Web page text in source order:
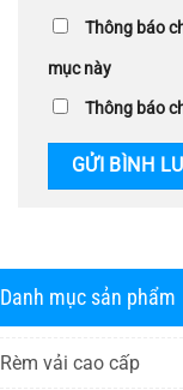
Danh mục sản phẩm
Rèm vải cao cấp
Thông báo
mục này
Thông báo